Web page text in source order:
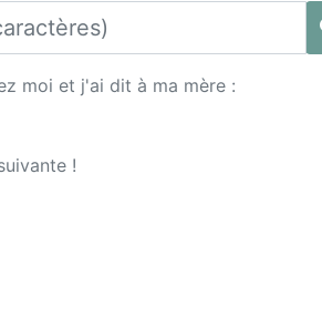
moi et j'ai dit à ma mère :
!